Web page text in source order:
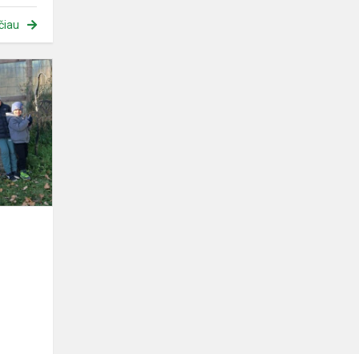
Priešmokyklinės
grupės
išvyka
į
sodybą
„Raiba
pl...